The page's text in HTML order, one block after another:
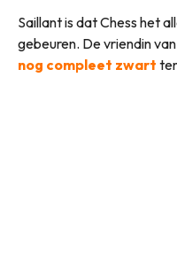
Saillant is dat Chess het
gebeuren. De vriendin
nog compleet zwart